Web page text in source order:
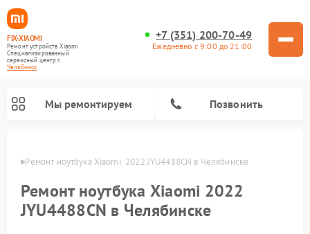
FIX-XIAOMI
Ремонт устройств Xiaomi
Специализированный
cервисный центр г.
Челябинск
+7 (351) 200-70-49
Ежедневно с 9:00 до 21:00
Мы ремонтируем Позвонить
Ремонт ноутбука Xiaomi  2022 JYU4488CN в Челябинске
Ремонт ноутбука Xiaomi 2022
JYU4488CN в Челябинске